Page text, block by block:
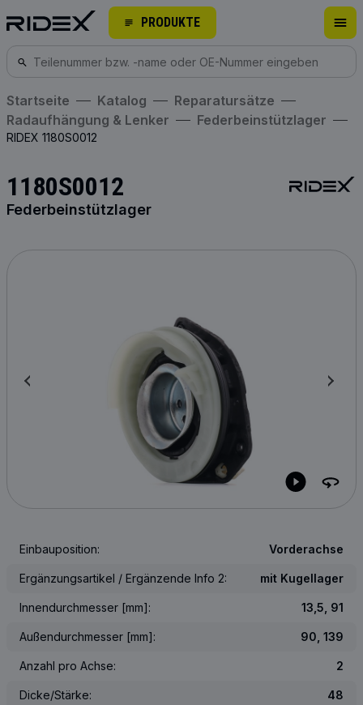
PRODUKTE
Startseite Katalog
Reparatursätze
Radaufhängung & Lenker
Federbeinstützlager
RIDEX 1180S0012
1180S0012
Federbeinstützlager
Einbauposition: Vorderachse
Ergänzungsartikel / Ergänzende Info 2: mit Kugellager
Innendurchmesser [mm]: 13,5, 91
Außendurchmesser [mm]: 90, 139
Anzahl pro Achse: 2
Dicke/Stärke: 48